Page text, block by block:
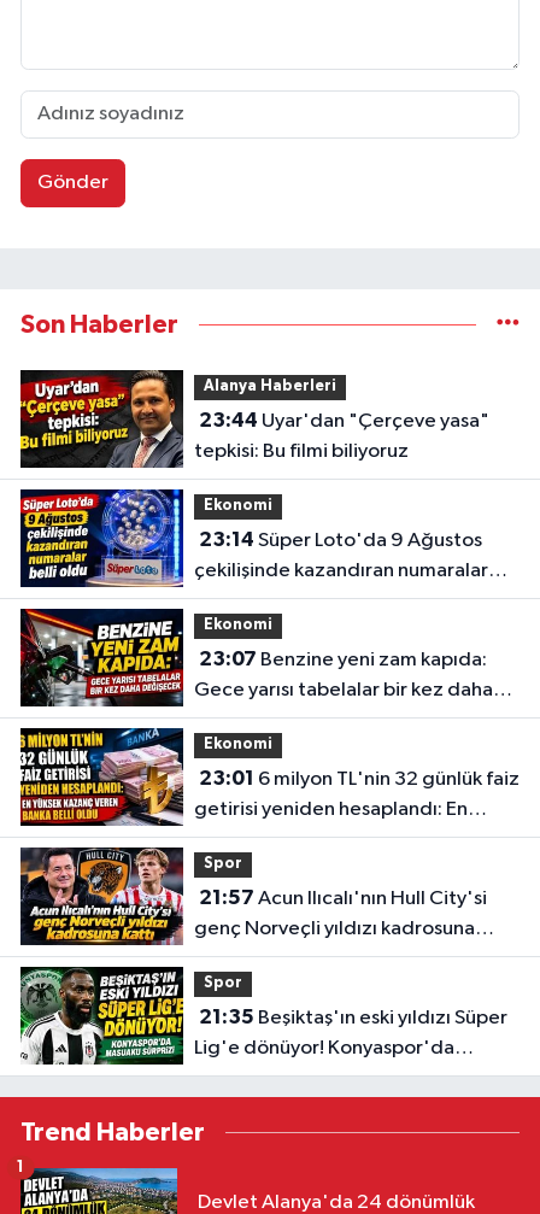
Gönder
Son Haberler
Alanya Haberleri
23:44
tepkisi: Bu filmi biliyoruz
Ekonomi
23:14
çekilişinde kazandıran numaralar
belli oldu
Ekonomi
23:07
Gece yarısı tabelalar bir kez daha
değişecek
Ekonomi
23:01
getirisi yeniden hesaplandı: En
yüksek kazanç veren banka belli
oldu
Spor
21:57
genç Norveçli yıldızı kadrosuna
kattı
Spor
21:35
Lig'e dönüyor! Konyaspor'da
Masuaku sürprizi
Trend Haberler
Devlet Alanya'da 24 dönümlük
1